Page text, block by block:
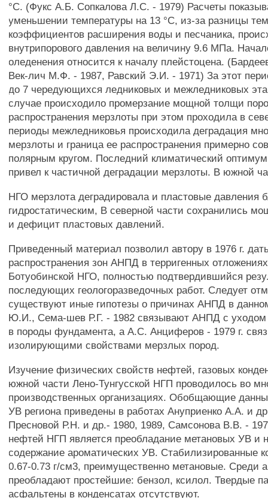
°С. (Фукс А.Б. Сопкалова Л.С. - 1979) Расчеты
уменьшении температуры на 13 °С, из-за разницы
коэффициентов расширения воды и песчаника,
внутрипорового давления на величину 9.6 МПа.
оледенения относится к началу плейстоцена.
Век-лич М.Ф. - 1987, Равский Э.И. - 1971) За этот
до 7 чередующихся ледниковых и межледниковых
случае происходило промерзание мощной толщи
распространения мерзлоты при этом проходила в
периоды межледниковья происходила деградация
мерзлоты и граница ее распространения примерно
полярным кругом. Последний климатический
привел к частичной деградации мерзлоты. В южной
НГО мерзлота деградировала и пластовые давления
гидростатическим, В северной части сохранились
и дефицит пластовых давлений.
Приведенный материал позволил автору в 1976 г.
распространения зон АНПД в терригенных
Ботуобинской НГО, полностью подтвердившийся
последующих геологоразведочных работ. Следует
существуют иные гипотезы о причинах АНПД в
Ю.И., Сема-шев Р.Г. - 1982 связывают АНПД с уходом
в породы фундамента, а A.C. Анциферов - 1979 г.
изолирующими свойствами мерзлых пород.
Изучение физических свойств нефтей, газовых
южной части Лено-Тунгусской НГП проводилось во
производственных организациях. Обобщающие
УВ региона приведены в работах Ануприенко A.A. и
Пресновой Р.Н. и др.- 1980, 1989, Самсонова В.В. -
нефтей НГП является преобладание метановых УВ и
содержание ароматических УВ. Стабилизированные
0.67-0.73 г/см3, преимущественно метановые. Среди
преобладают простейшие: бензол, ксилол. Твердые
асфальтены в конденсатах отсутствуют.